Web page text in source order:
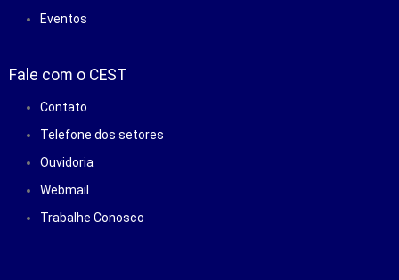
Eventos
Fale com o CEST
Contato
Telefone dos setores
Ouvidoria
Webmail
Trabalhe Conosco